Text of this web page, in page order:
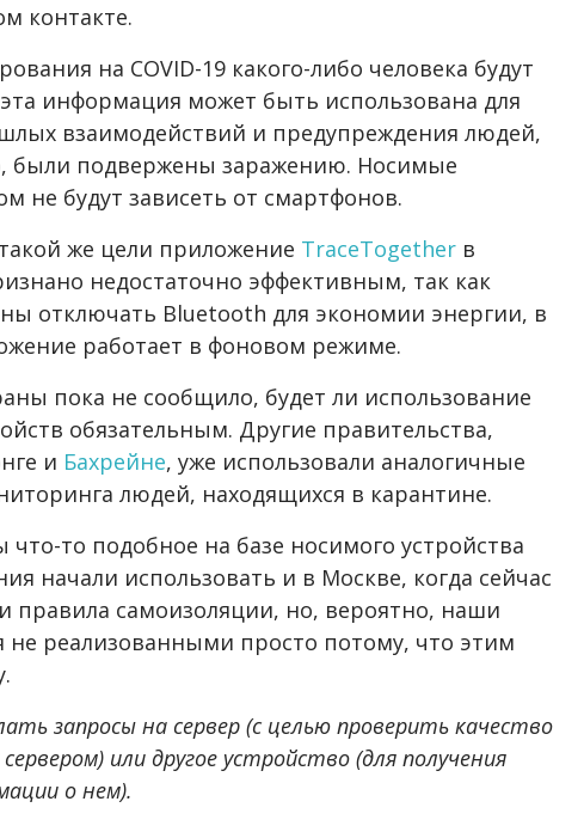
контакте.
на COVID-19 какого-либо человека будут
информация может быть использована для
взаимодействий и предупреждения людей,
были подвержены заражению. Носимые
не будут зависеть от смартфонов.
же цели приложение TraceTogether в
недостаточно эффективным, так как
отключать Bluetooth для экономии энергии, в
работает в фоновом режиме.
пока не сообщило, будет ли использование
обязательным. Другие правительства,
и Бахрейне, уже использовали аналогичные
людей, находящихся в карантине.
что-то подобное на базе носимого устройства
начали использовать и в Москве, когда сейчас
правила самоизоляции, но, вероятно, наши
не реализованными просто потому, что этим
запросы на сервер (с целью проверить качество
или другое устройство (для получения
о нем).